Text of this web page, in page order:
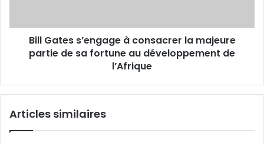
de
fortune
de
Bill Gates s’engage à consacrer la majeure
partie de sa fortune au développement de
l’Afrique
Articles similaires